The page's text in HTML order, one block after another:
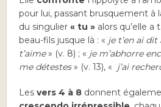
pour lui, passant brusquement à
du singulier« tu » alors qu’elle
beau-fils jusque là : « je t’en ai dit
t’aime» (v. 8) ; « je m’abhorre
me détestes» (v. 13), « j’ai
Lesvers 4 à 8 donnent